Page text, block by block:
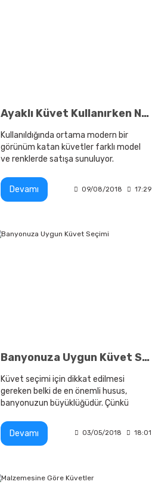
Ayaklı Küvet Kullanırken Nelere Dikkat Edilmeli?
Kullanıldığında ortama modern bir
görünüm katan küvetler farklı model
ve renklerde satışa sunuluyor.
Devamı 09/08/2018 17:29
Banyonuza Uygun Küvet Seçimi
Küvet seçimi için dikkat edilmesi
gereken belki de en önemli husus,
banyonuzun büyüklüğüdür. Çünkü
küvet seçimi için özgür
davranamazsınız.
Devamı 03/05/2018 18:01